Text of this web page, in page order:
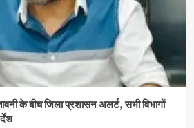
के बीच जिला प्रशासन अलर्ट, सभी विभागों